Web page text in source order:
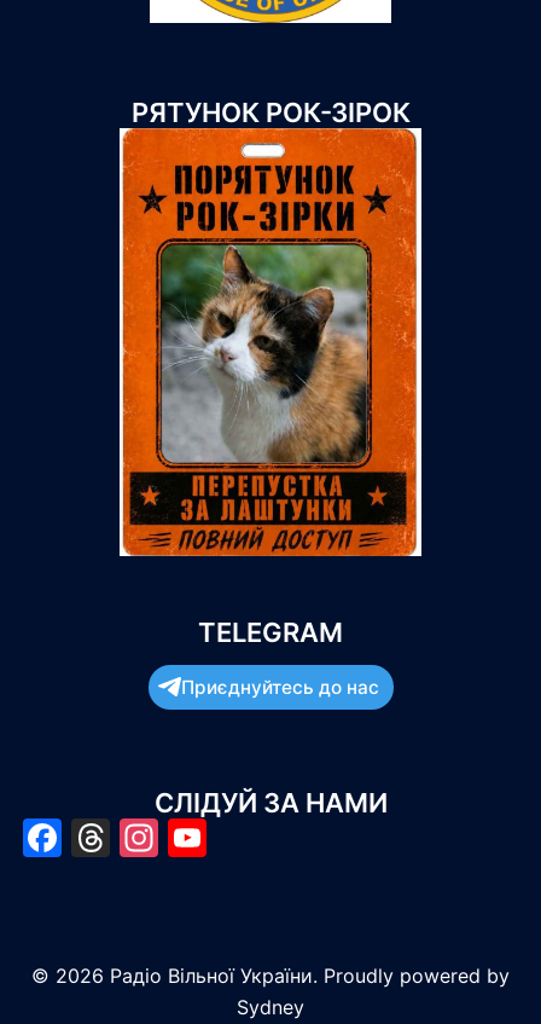
РЯТУНОК РОК-ЗІРОК
TELEGRAM
Приєднуйтесь до нас
СЛІДУЙ ЗА НАМИ
Facebook
Threads
Instagram
© 2026 Радіо Вільної України. Proudly powered by
Sydney